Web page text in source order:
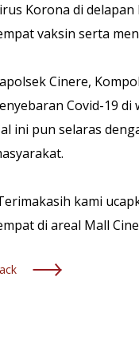
Korona di
vaksin serta
Cinere,
Covid-19 di
ini pun selaras
kami
di areal Mall